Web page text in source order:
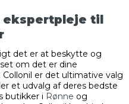
ekspertpleje til
det er at beskytte og
om det er dine
er det ultimative valg
et udvalg af deres bedste
butikker i Rønne og